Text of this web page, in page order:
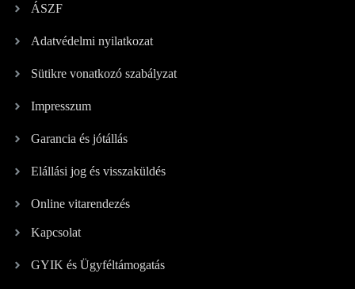
ÁSZF
Adatvédelmi nyilatkozat
Sütikre vonatkozó szabályzat
Impresszum
Garancia és jótállás
Elállási jog és visszaküldés
Online vitarendezés
Kapcsolat
GYIK és Ügyféltámogatás